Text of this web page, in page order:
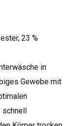
23 %
in
Gewebe mit
schnell